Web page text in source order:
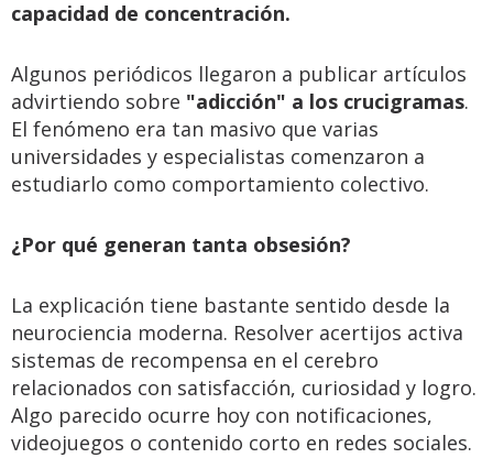
capacidad de concentración.
Algunos periódicos llegaron a publicar artículos
advirtiendo sobre "adicción" a los crucigramas.
El fenómeno era tan masivo que varias
universidades y especialistas comenzaron a
estudiarlo como comportamiento colectivo.
¿Por qué generan tanta obsesión?
La explicación tiene bastante sentido desde la
neurociencia moderna. Resolver acertijos activa
sistemas de recompensa en el cerebro
relacionados con satisfacción, curiosidad y logro.
Algo parecido ocurre hoy con notificaciones,
videojuegos o contenido corto en redes sociales.